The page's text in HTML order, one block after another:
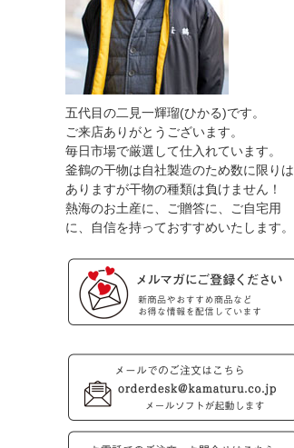
五代目の二見一輝瑠(ひかる)です。
ご来店ありがとうございます。
毎日市場で厳選して仕入れています。
釜鶴の干物は自社製造のため数に限りは
ありますが干物の種類は負けません！
熱海のお土産に、ご贈答に、ご自宅用
に、自信を持っておすすめいたします。